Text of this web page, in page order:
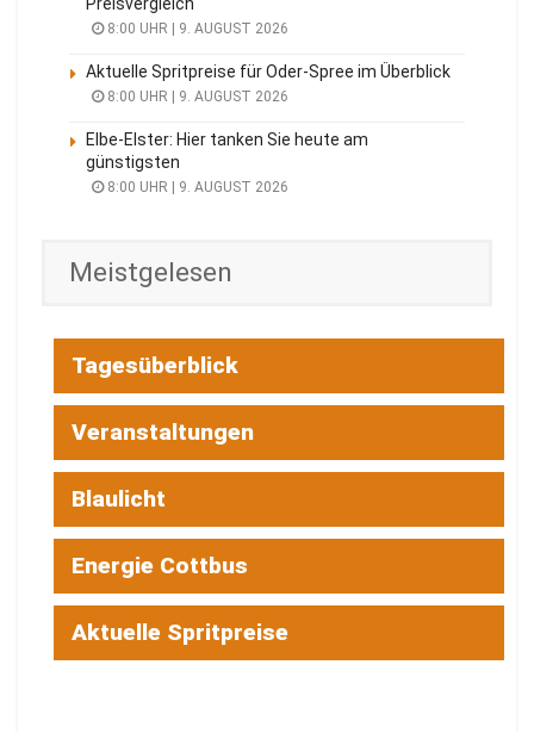
8:00 UHR | 9. AUGUST 2026
Aktuelle Spritpreise für Oder-Spree im Überblick
8:00 UHR | 9. AUGUST 2026
Elbe-Elster: Hier tanken Sie heute am
günstigsten
8:00 UHR | 9. AUGUST 2026
Meistgelesen
Tagesüberblick
Veranstaltungen
Blaulicht
Energie Cottbus
Aktuelle Spritpreise